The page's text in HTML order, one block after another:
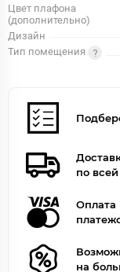
Цвет плафона
(дополнительно)
Дизайн
Тип помещения
по
Оплата
на